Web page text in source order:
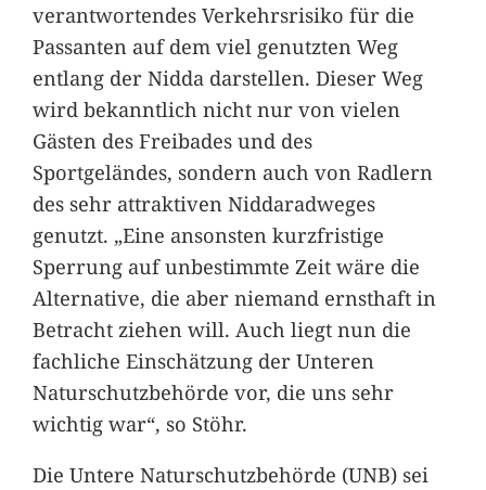
verantwortendes Verkehrsrisiko für die
Passanten auf dem viel genutzten Weg
entlang der Nidda darstellen. Dieser Weg
wird bekanntlich nicht nur von vielen
Gästen des Freibades und des
Sportgeländes, sondern auch von Radlern
des sehr attraktiven Niddaradweges
genutzt. „Eine ansonsten kurzfristige
Sperrung auf unbestimmte Zeit wäre die
Alternative, die aber niemand ernsthaft in
Betracht ziehen will. Auch liegt nun die
fachliche Einschätzung der Unteren
Naturschutzbehörde vor, die uns sehr
wichtig war“, so Stöhr.
Die Untere Naturschutzbehörde (UNB) sei